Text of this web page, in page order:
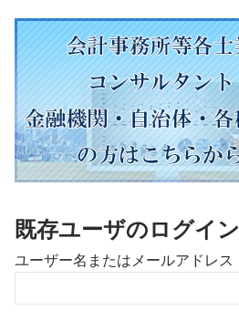
既存ユーザのログイン
ユーザー名またはメールアドレス